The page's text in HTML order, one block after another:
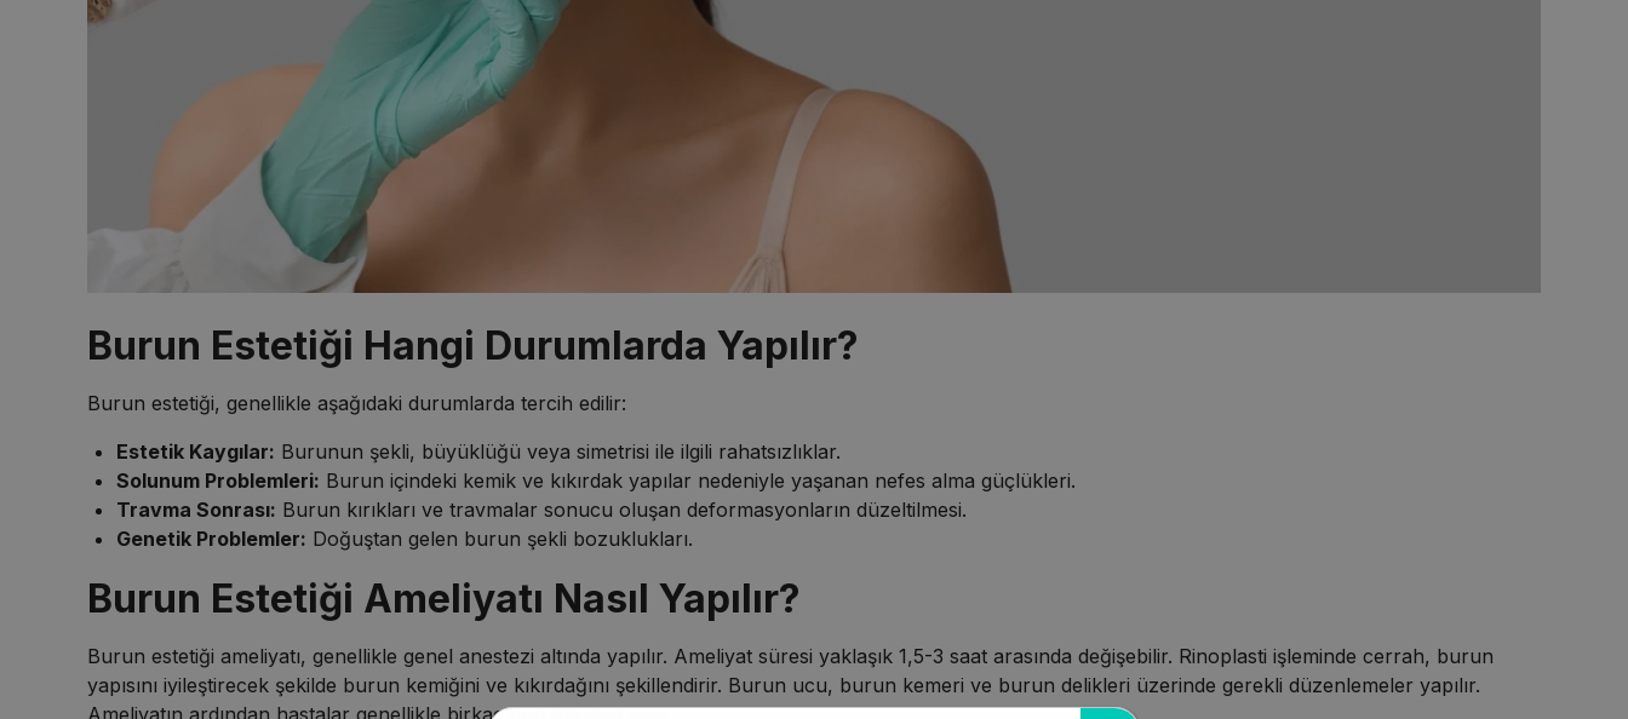
Burun Estetiği Hangi Durumlarda Yapılır?
Burun estetiği, genellikle aşağıdaki durumlarda tercih edilir:
Estetik Kaygılar: Burunun şekli, büyüklüğü veya simetrisi ile ilgili rahatsızlıklar.
Solunum Problemleri: Burun içindeki kemik ve kıkırdak yapılar nedeniyle yaşanan nefes alma güçlükleri.
Travma Sonrası: Burun kırıkları ve travmalar sonucu oluşan deformasyonların düzeltilmesi.
Genetik Problemler: Doğuştan gelen burun şekli bozuklukları.
Burun Estetiği Ameliyatı Nasıl Yapılır?
Burun estetiği ameliyatı, genellikle genel anestezi altında yapılır. Ameliyat süresi yaklaşık 1,5-3 saat arasında değişebilir. Rinoplasti işleminde cerrah, burun
yapısını iyileştirecek şekilde burun kemiğini ve kıkırdağını şekillendirir. Burun ucu, burun kemeri ve burun delikleri üzerinde gerekli düzenlemeler yapılır.
Ameliyatın ardından hastalar genellikle birkaç gün istirahat eder.